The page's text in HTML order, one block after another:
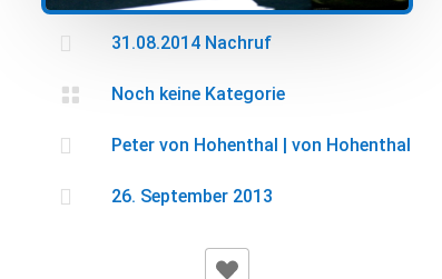
 31.08.2014 Nachruf
 Noch keine Kategorie
 Peter von Hohenthal von Hohenthal
 26. September 2013